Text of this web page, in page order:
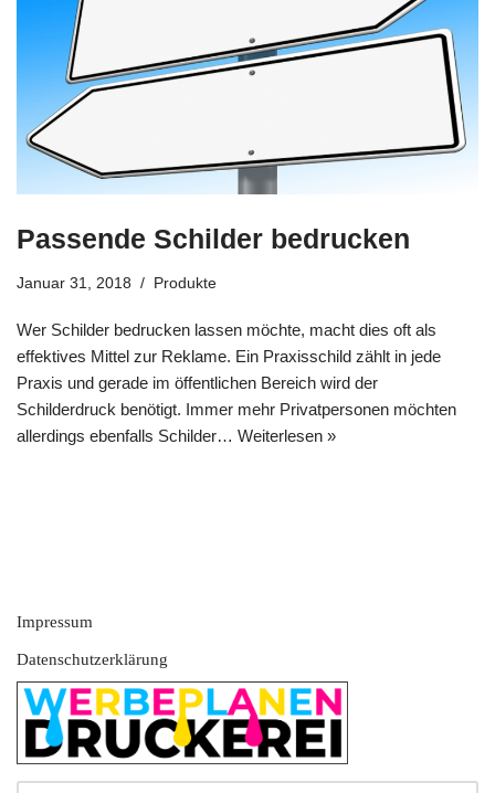
Passende Schilder bedrucken
Januar 31, 2018 Produkte
Wer Schilder bedrucken lassen möchte, macht dies oft als
effektives Mittel zur Reklame. Ein Praxisschild zählt in jede
Praxis und gerade im öffentlichen Bereich wird der
Schilderdruck benötigt. Immer mehr Privatpersonen möchten
allerdings ebenfalls Schilder… Weiterlesen »
Impressum
Datenschutzerklärung